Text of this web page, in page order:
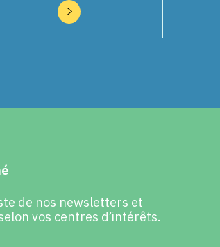
de nos newsletters et
vos centres d’intérêts.